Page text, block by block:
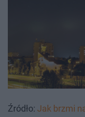
Źródło: Jak brzmi